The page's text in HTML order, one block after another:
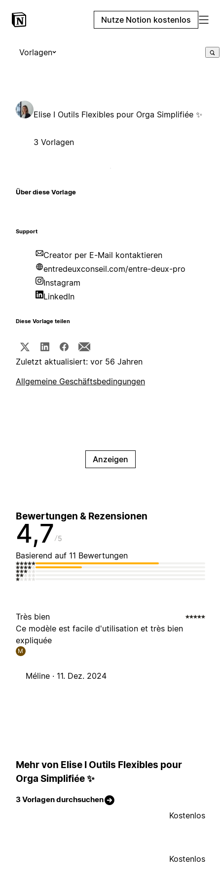
Nutze Notion kostenlos
Vorlagen
Elise I Outils Flexibles pour Orga Simplifiée ✨
3 Vorlagen
Über diese Vorlage
Support
Creator per E-Mail kontaktieren
entredeuxconseil.com/entre-deux-pro
Instagram
LinkedIn
Diese Vorlage teilen
Zuletzt aktualisiert: vor 56 Jahren
Allgemeine Geschäftsbedingungen
Anzeigen
Bewertungen & Rezensionen
4,7 5
Basierend auf 11 Bewertungen
Très bien
Ce modèle est facile d'utilisation et très bien
expliquée
M
Méline · 11. Dez. 2024
Mehr von Elise I Outils Flexibles pour
Orga Simplifiée ✨
3 Vorlagen durchsuchen
Kostenlos
Kostenlos